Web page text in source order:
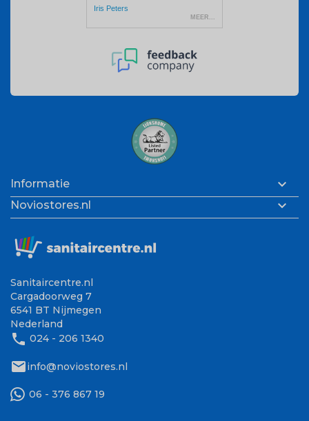
Informatie 
Noviostores.nl 
Sanitaircentre.nl
Cargadoorweg 7
6541 BT Nijmegen
Nederland
phone 024 - 206 1340
mailinfo@noviostores.nl
06 - 376 867 19